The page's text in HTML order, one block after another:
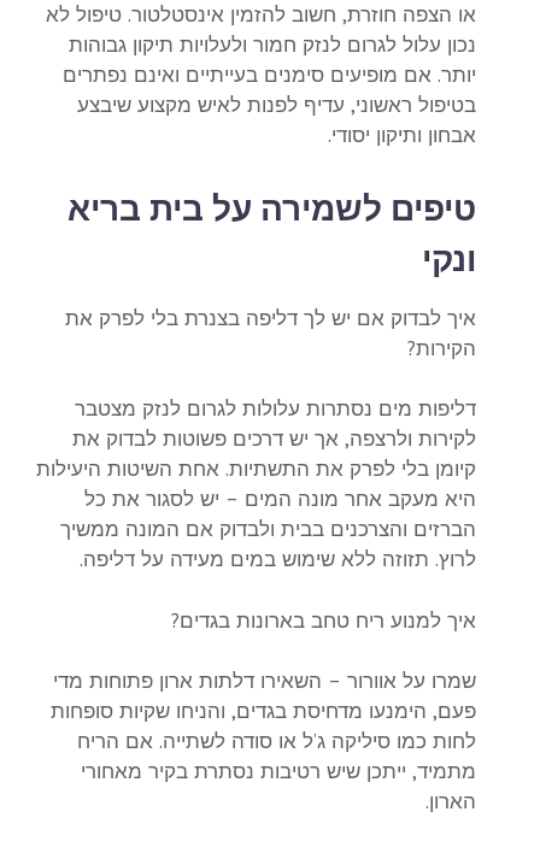
או הצפה חוזרת, חשוב להזמין אינסטלטור. טיפול לא
נכון עלול לגרום לנזק חמור ולעלויות תיקון גבוהות
יותר. אם מופיעים סימנים בעייתיים ואינם נפתרים
בטיפול ראשוני, עדיף לפנות לאיש מקצוע שיבצע
אבחון ותיקון יסודי.
טיפים לשמירה על בית בריא
ונקי
איך לבדוק אם יש לך דליפה בצנרת בלי לפרק את
הקירות?
דליפות מים נסתרות עלולות לגרום לנזק מצטבר
לקירות ולרצפה, אך יש דרכים פשוטות לבדוק את
קיומן בלי לפרק את התשתיות. אחת השיטות היעילות
היא מעקב אחר מונה המים – יש לסגור את כל
הברזים והצרכנים בבית ולבדוק אם המונה ממשיך
לרוץ. תזוזה ללא שימוש במים מעידה על דליפה.
איך למנוע ריח טחב בארונות בגדים?
שמרו על אוורור – השאירו דלתות ארון פתוחות מדי
פעם, הימנעו מדחיסת בגדים, והניחו שקיות סופחות
לחות כמו סיליקה ג’ל או סודה לשתייה. אם הריח
מתמיד, ייתכן שיש רטיבות נסתרת בקיר מאחורי
הארון.